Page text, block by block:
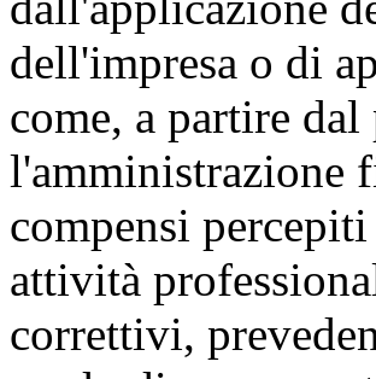
dell'impresa o di
come, a partire
l'amministrazione
compensi
attività
correttivi,